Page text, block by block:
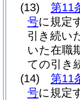
(13)
第11
号に規定
引き続い
いた在職
ての引き
(14)
第11
号に規定